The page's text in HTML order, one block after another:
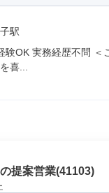
駅
験OK 実務経歴不問 ＜
喜...
提案営業(41103)